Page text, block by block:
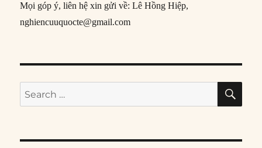
Mọi góp ý, liên hệ xin gửi về: Lê Hồng Hiệp,
nghiencuuquocte@gmail.com
Search
for: